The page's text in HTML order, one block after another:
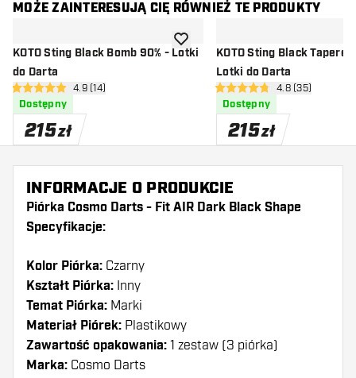
MOŻE ZAINTERESUJĄ CIĘ RÓWNIEŻ TE PRODUKTY
KOTO Sting Black Bomb 90% - Lotki
do Darta
otwórz panel recenzji
4.9 gwiazdki oceny
4.9 (14)
Dostępny
215zł
dodaj do listy życzeń
KOTO Sting Black
Lotki do Darta
otwórz panel
4.8 gwiazdki oceny
4.8 (35)
Dostępny
215zł
INFORMACJE O PRODUKCIE
Piórka Cosmo Darts - Fit AIR Dark Black Shape
Specyfikacje:
Kolor Piórka: Czarny
Kształt Piórka: Inny
Temat Piórka: Marki
Materiał Piórek: Plastikowy
Zawartość opakowania: 1 zestaw (3 piórka)
Marka: Cosmo Darts